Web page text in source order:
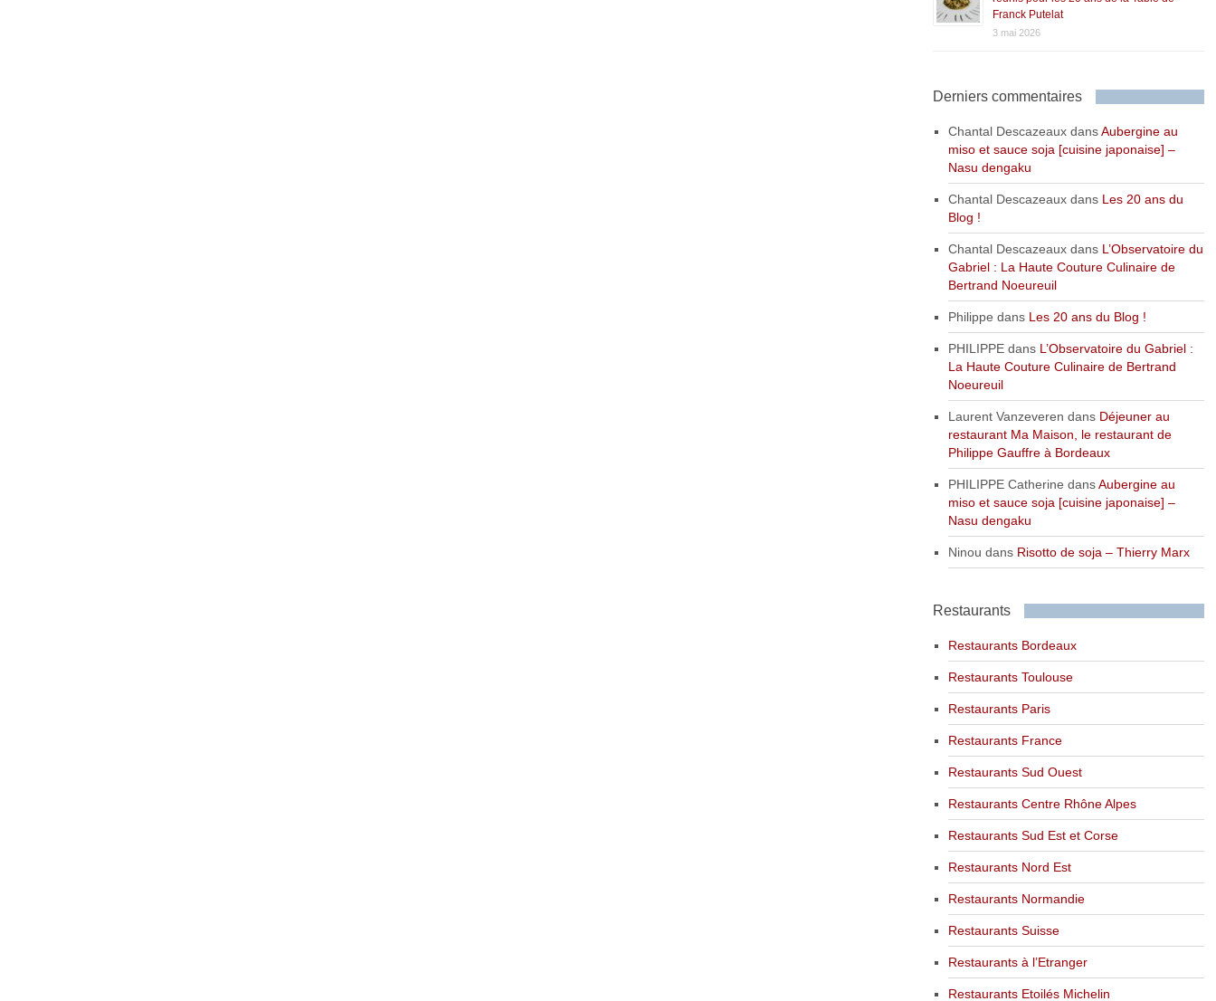
Franck Putelat
3 mai 2026
Derniers commentaires
Chantal DescazeauxdansAubergine au
miso et sauce soja [cuisine japonaise] –
Nasu dengaku
Chantal Descazeauxdans Les 20 ans du
Blog !
Chantal Descazeauxdans L’Observatoire du
Gabriel : La Haute Couture Culinaire de
Bertrand Noeureuil
Philippe dans Les 20 ans du Blog !
PHILIPPEdans L’Observatoire du Gabriel :
La Haute Couture Culinaire de Bertrand
Noeureuil
Laurent Vanzeveren dans Déjeuner au
restaurant Ma Maison, le restaurant de
Philippe Gauffre à Bordeaux
PHILIPPE Catherine dansAubergine au
miso et sauce soja [cuisine japonaise] –
Nasu dengaku
Ninou dans Risotto de soja – Thierry Marx
Restaurants
Restaurants Bordeaux
Restaurants Toulouse
Restaurants Paris
Restaurants France
Restaurants Sud Ouest
Restaurants Centre Rhône Alpes
Restaurants Sud Est et Corse
Restaurants Nord Est
Restaurants Normandie
Restaurants Suisse
Restaurants à l’Etranger
Restaurants Etoilés Michelin